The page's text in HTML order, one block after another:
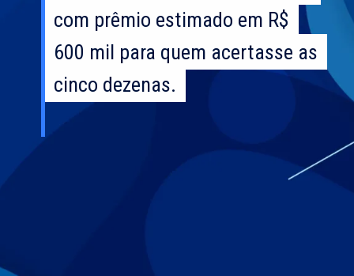
com prêmio estimado em R$
600 mil para quem acertasse as
cinco dezenas.
com prêmio estimado em R$
600 mil para quem acertasse as
cinco dezenas.